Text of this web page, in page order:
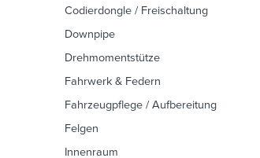
Codierdongle / Freischaltung
Downpipe
Drehmomentstütze
Fahrwerk & Federn
Fahrzeugpflege / Aufbereitung
Felgen
Innenraum